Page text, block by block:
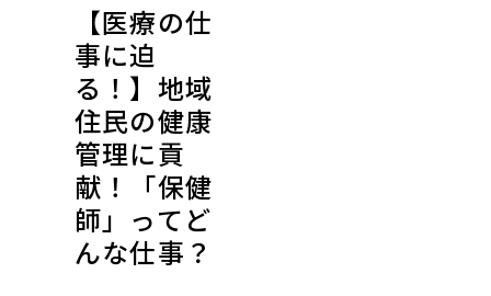
【医療の仕
事に迫
る！】地域
住民の健康
管理に貢
献！「保健
師」ってど
んな仕事？